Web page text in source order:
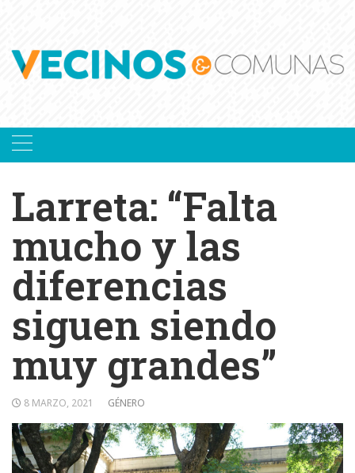
Larreta: “Falta
mucho y las
diferencias
siguen siendo
muy grandes”
8 MARZO, 2021 GÉNERO